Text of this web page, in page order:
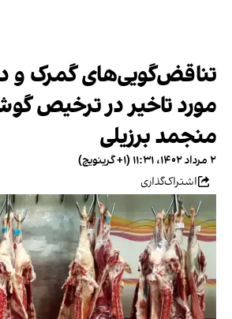
تناقض‌گویی‌های گمرک و
مورد تاخیر در ترخیص
منجمد برزیلی
۲ مرداد ۱۴۰۲، ۱۱:۳۱ (‎+۱ گرینویچ)
اشتراک‌گذاری